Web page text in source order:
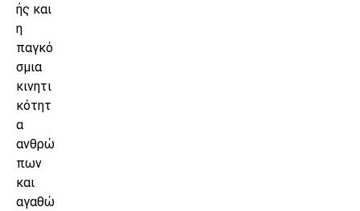
ής και
η
παγκό
σμια
κινητι
κότητ
α
ανθρώ
πων
και
αγαθώ